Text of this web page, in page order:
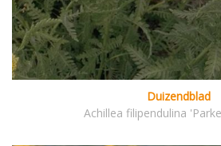
Duizendblad
Achillea filipendulina